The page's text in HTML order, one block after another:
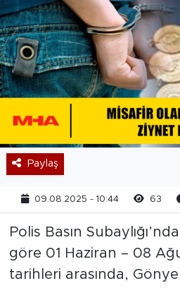
Paylaş
09.08.2025 - 10:44 63
Polis Basın
göre 01 Haziran – 08
tarihleri arasında,